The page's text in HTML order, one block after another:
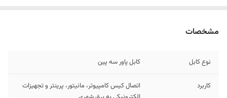
مشخصات
نوع کابل کابل پاور سه پین
کاربرد
اتصال کیس کامپیوتر، مانیتور، پرینتر و تجهیزات